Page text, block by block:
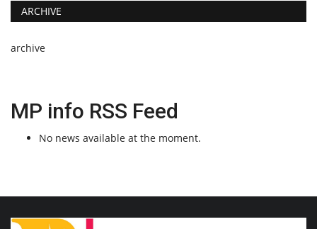
ARCHIVE
archive
MP info RSS Feed
No news available at the moment.